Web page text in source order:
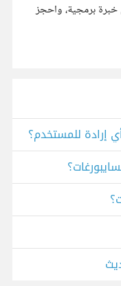
برمجية، واحجز
إرادة للمستخدم؟